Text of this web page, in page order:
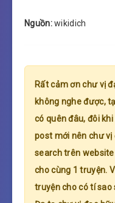
Nguồn:wikidich
Rất cảm ơn chư vị
không nghe được,
có quên đâu, đôi
post mới nên chư vị
search trên website
cho cùng 1 truyện.
truyện cho có tí sao